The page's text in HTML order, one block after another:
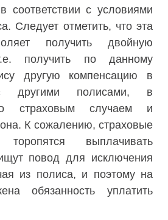
соответствии с условиями
Следует отметить, что эта
получить двойную
получить по данному
другую компенсацию в
с другими полисами, в
страховым случаем и
К сожалению, страховые
выплачивать
повод для исключения
из полиса, и поэтому на
обязанность уплатить